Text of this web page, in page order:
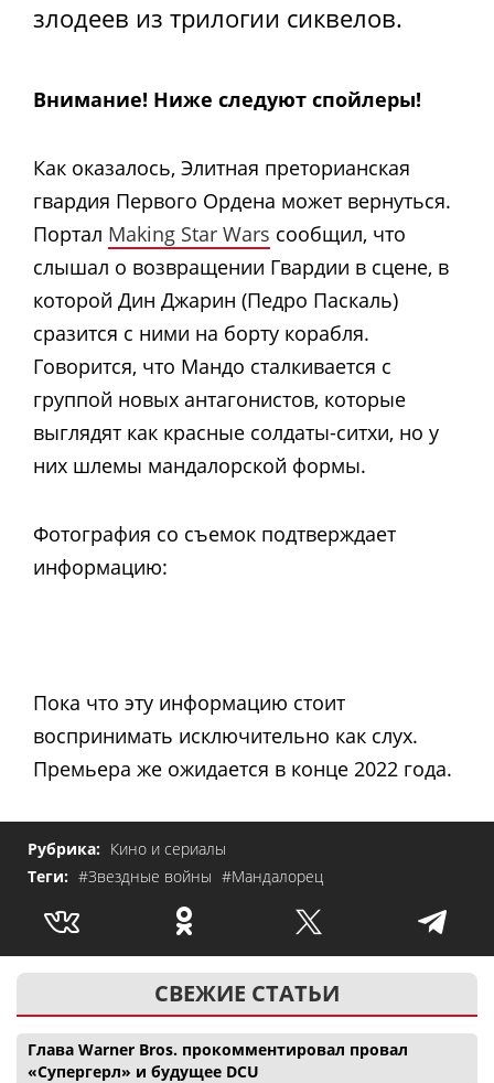
злодеев из трилогии сиквелов.
Внимание! Ниже следуют спойлеры!
Как оказалось, Элитная преторианская
гвардия Первого Ордена может вернуться.
Портал Making Star Wars сообщил, что
слышал о возвращении Гвардии в сцене, в
которой Дин Джарин (Педро Паскаль)
сразится с ними на борту корабля.
Говорится, что Мандо сталкивается с
группой новых антагонистов, которые
выглядят как красные солдаты-ситхи, но у
них шлемы мандалорской формы.
Фотография со съемок подтверждает
информацию:
Пока что эту информацию стоит
воспринимать исключительно как слух.
Премьера же ожидается в конце 2022 года.
Рубрика: Кино и сериалы
Теги: #Звездные войны #Мандалорец
СВЕЖИЕ СТАТЬИ
Глава Warner Bros. прокомментировал провал
«Супергерл» и будущее DCU